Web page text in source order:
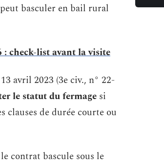
basculer en bail rural
check-list avant la visite
avril 2023 (3e civ., n° 22-
le statut du fermage si
clauses de durée courte ou
contrat bascule sous le